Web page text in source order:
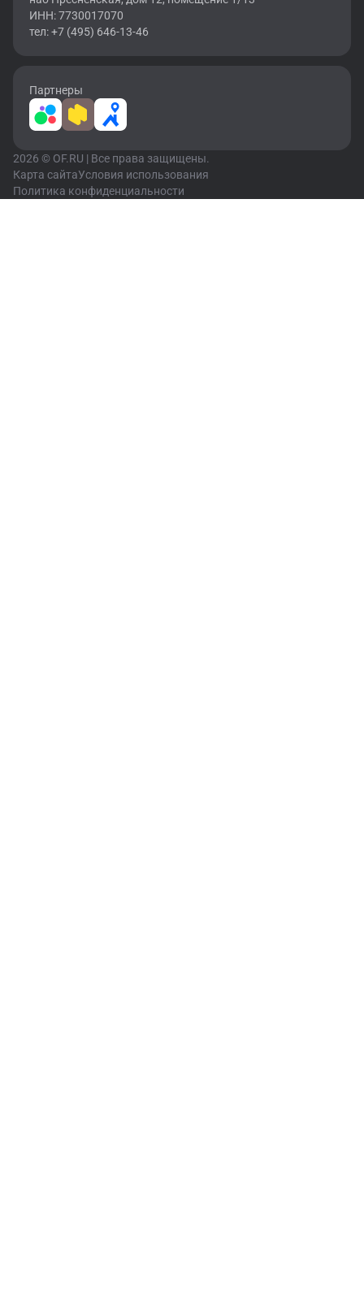
ИНН: 7730017070
тел: +7 (495) 646-13-46
Партнеры
2026 © OF.RU | Все права защищены.
Карта сайтаУсловия использования
Политика конфиденциальности